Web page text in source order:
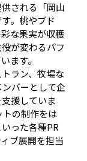
される「岡山
。桃やブド
な果実が収穫
が変わるパフ
ます。
ラン、牧場な
バーとして企
援していま
の制作をは
った各種PR
ブ展開を担当